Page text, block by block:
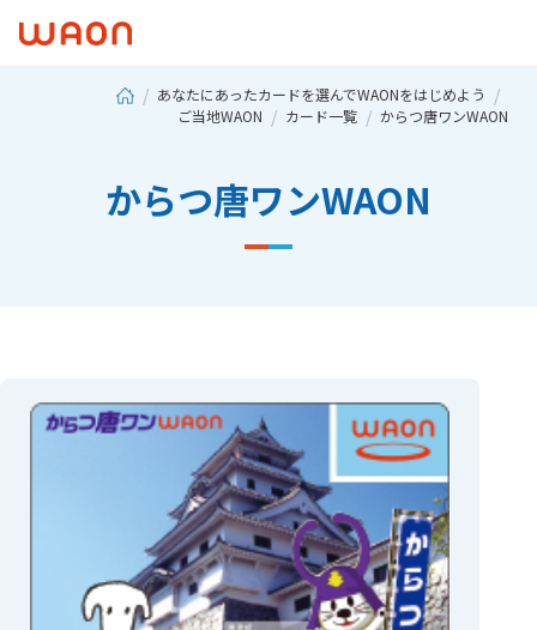
あなたにあったカードを選んでWAONをはじめよう
ご当地WAON
カード一覧 からつ唐ワンWAON
からつ唐ワンWAON